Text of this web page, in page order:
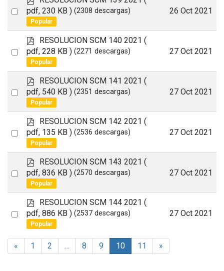
Select d
f
pdf, 230 KB ) (2308 descargas)
Popular
26 Oct 2021
Select
p
d
f
RESOLUCION SCM 140 2021 (
pdf, 228 KB ) (2271 descargas)
Popular
27 Oct 2021
Select
p
d
f
RESOLUCION SCM 141 2021 (
pdf, 540 KB ) (2351 descargas)
Popular
27 Oct 2021
Select
p
d
f
RESOLUCION SCM 142 2021 (
pdf, 135 KB ) (2536 descargas)
Popular
27 Oct 2021
Select
p
d
f
RESOLUCION SCM 143 2021 (
pdf, 836 KB ) (2570 descargas)
Popular
27 Oct 2021
Select
item
p
d
f
RESOLUCION SCM 144 2021 (
pdf, 886 KB ) (2537 descargas)
Popular
27 Oct 2021
« 1 2 … 8 9 10 11 »